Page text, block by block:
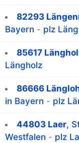
82293
Bayern - plz
85617
Längholz
86666
in Bayern - plz
44803 Laer,
Westfalen - plz